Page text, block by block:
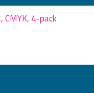
CMYK, 4-pack